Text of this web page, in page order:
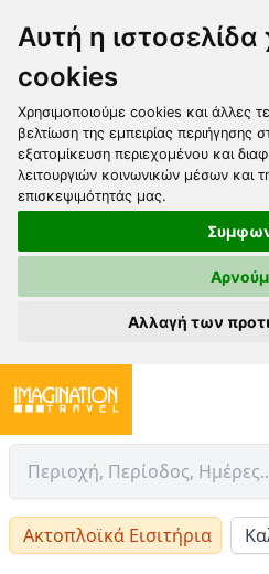
Αυτή η ιστοσελίδα
cookies
Χρησιμοποιούμε cookies και άλλες
βελτίωση της εμπειρίας περιήγησης
εξατομίκευση περιεχομένου και
λειτουργιών κοινωνικών μέσων και
επισκεψιμότητάς μας.
Αλλαγή των
Ακτοπλοϊκά Εισιτήρια